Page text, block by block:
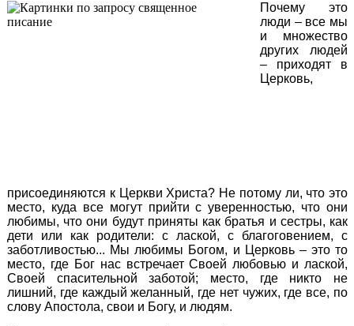
Почему это
люди – все мы
и множество
других людей
– приходят в
Церковь,
присоединяются к Церкви Христа? Не потому ли, что это
место, куда все могут прийти с уверенностью, что они
любимы, что они будут приняты как братья и сестры, как
дети или как родители: с лаской, с благоговением, с
заботливостью... Мы любимы Богом, и Церковь – это то
место, где Бог нас встречает Своей любовью и лаской,
Своей спасительной заботой; место, где никто не
лишний, где каждый желанный, где нет чужих, где все, по
слову Апостола, свои и Богу, и людям.